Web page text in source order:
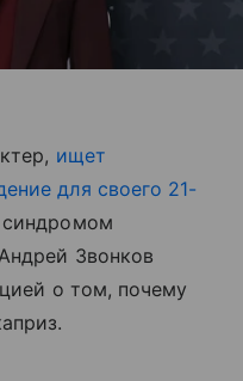
ищет
для своего 21-
Звонков
о том, почему